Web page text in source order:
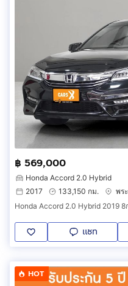
฿ 569,000
Honda Accord 2.0 Hybrid
2017
133,150 กม.
พร
Honda Accord 2.0 Hybrid 2019
แชท
HOT